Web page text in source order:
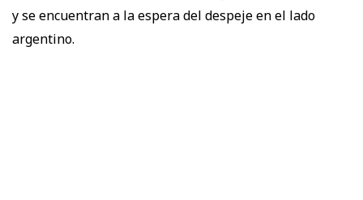
y se encuentran a la espera del despeje en el lado
argentino.